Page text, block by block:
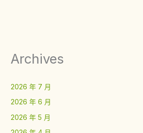
Archives
2026 年 7 月
2026 年 6 月
2026 年 5 月